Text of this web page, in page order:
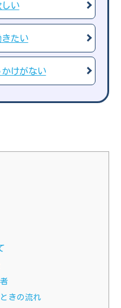
しい
きたい
けがない
きの流れ